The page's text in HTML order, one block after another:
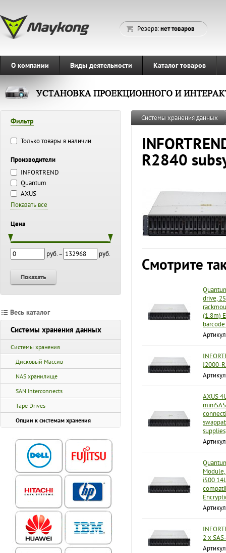
Резерв:нет товаров
О компании Виды деятельности Каталог товаров
Фильтр
Только товары в наличии
Производители
INFORTREND
Quantum
AXUS
Показать все
Цена
руб. – руб.
Показать
Весь каталог
Системы хранения данных
Системы хранения
Дисковый Массив
NAS хранилище
SAN Interconnects
Tape Drives
Опции к системам хранения
Системы хранения данных
R2840
Смотрите
drive,
(1.8m)
J2000-
AXUS
i500
2 x